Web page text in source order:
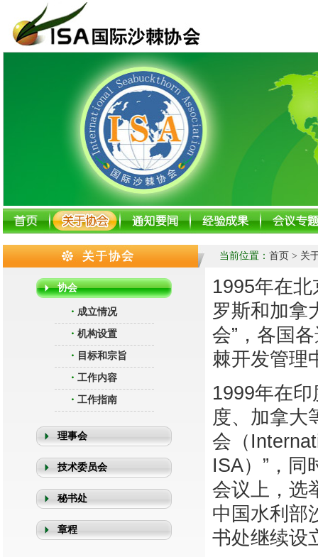
当前位置： 首页 > 关
协会
・ 成立情况
・ 机构设置
・ 目标和宗旨
・ 工作内容
・ 工作指南
理事会
技术委员会
秘书处
章程
1995年在
罗斯和加拿
会”，各国
棘开发管理
1999年在
度、加拿大
会（
ISA）”，同
会议上， 选
中国水利部
书处继续设